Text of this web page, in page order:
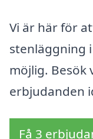
Vi är här för
stenläggning
möjlig. Besök
erbjudanden
Få 3